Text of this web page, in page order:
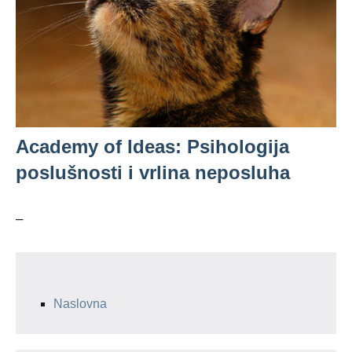
Academy of Ideas: Psihologija
poslušnosti i vrlina neposluha
–
Naslovna